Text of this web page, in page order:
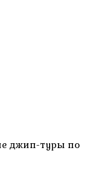
джип-туры по